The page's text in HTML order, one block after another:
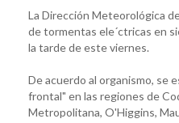
La Dirección Meteorológica
de tormentas ele´ctricas en
la tarde de este viernes.
De acuerdo al organismo, se
frontal" en las regiones de
Metropolitana, O'Higgins,